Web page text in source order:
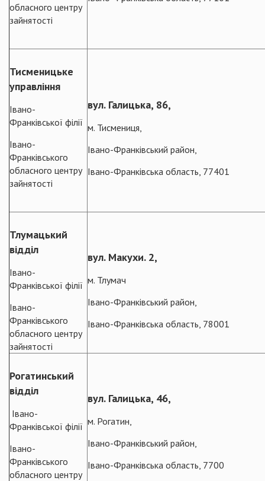
обласного центру
зайнятості
Тисменицьке
управління
Івано-
Франківської філії
Івано-
Франківського
обласного центру
зайнятості
вул. Галицька, 86,
м. Тисмениця,
Івано-Франківський район,
Івано-Франківська область, 77401
Тлумацький
відділ
Івано-
Франківської філії
Івано-
Франківського
обласного центру
зайнятості
вул. Макухи. 2,
м. Тлумач
Івано-Франківський район,
Івано-Франківська область, 78001
Рогатинський
відділ
Івано-
Франківської філії
Івано-
Франківського
обласного центру
вул. Галицька, 46,
м. Рогатин,
Івано-Франківський район,
Івано-Франківська область, 7700